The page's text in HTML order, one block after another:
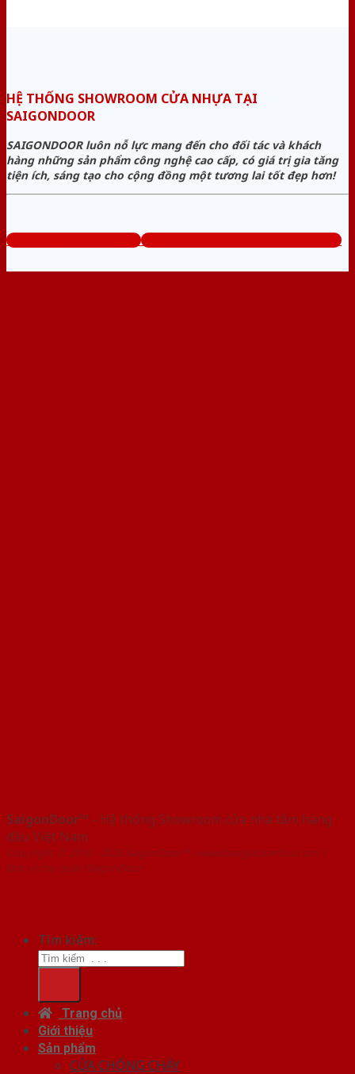
HỆ THỐNG SHOWROOM CỬA NHỰA TẠI
SAIGONDOOR
SAIGONDOOR luôn nỗ lực mang đến cho đối tác và khách
hàng những sản phẩm công nghệ cao cấp, có giá trị gia tăng
tiện ích, sáng tạo cho cộng đồng một tương lai tốt đẹp hơn!
www.baogiacuanhua.com Tổng đài tư vấn miễn phí: 0824.400.400
SaigonDoor™ - Hệ thống Showroom cửa nhà tắm hàng
đầu Việt Nam
Copyright ⓒ 2016 – 2026 SaigonDoor™ - www.baogiacuanhua.com |
Đơn vị chủ quản SaigonDoor
Tìm kiếm:
Trang chủ
Giới thiệu
Sản phẩm
CỬA CHỐNG CHÁY